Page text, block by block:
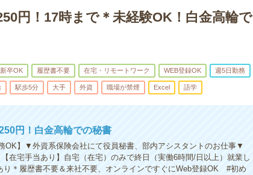
円！17時まで＊未経験OK！白金高輪で
卒OK 履歴書不要 在宅・リモートワーク WEB登録OK 週5日勤務
駅歩5分 大手 外資 職場が禁煙 Excel 語学
円！白金高輪での秘書
OK】▼外資系保険会社にて役員秘書、部内アシスタントのお仕事▼
在宅手当あり】自宅（在宅）のみで終日（実働6時間/日以上）就業し
り＊履歴書不要＆来社不要、オンラインですぐにWeb登録OK #初め